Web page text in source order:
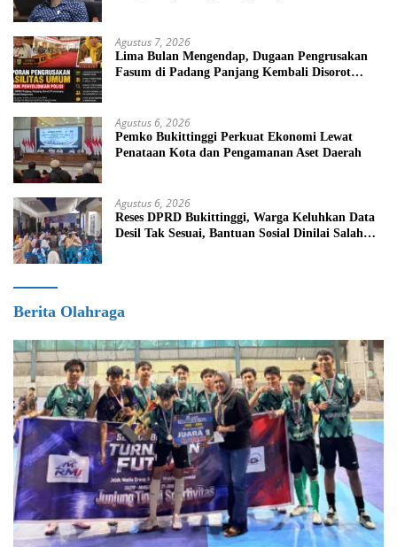
Agustus 7, 2026
Lima Bulan Mengendap, Dugaan Pengrusakan
Fasum di Padang Panjang Kembali Disorot
Agustus 6, 2026
Pemko Bukittinggi Perkuat Ekonomi Lewat
Penataan Kota dan Pengamanan Aset Daerah
Agustus 6, 2026
Reses DPRD Bukittinggi, Warga Keluhkan Data
Desil Tak Sesuai, Bantuan Sosial Dinilai Salah
Berita Olahraga